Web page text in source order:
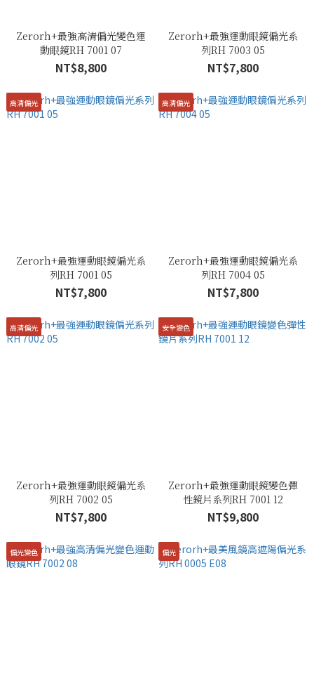
Zerorh+最強高清偏光變色運
動眼鏡RH 7001 07
NT$8,800
Zerorh+最強運動眼鏡偏光系
列RH 7003 05
NT$7,800
高清偏光
Zerorh+最強運動眼鏡偏光系
列RH 7001 05
NT$7,800
高清偏光
Zerorh+最強運動眼鏡偏光系
列RH 7004 05
NT$7,800
高清偏光
Zerorh+最強運動眼鏡偏光系
列RH 7002 05
NT$7,800
安全變色
Zerorh+最強運動眼鏡變色彈
性鏡片系列RH 7001 12
NT$9,800
偏光變色 偏光